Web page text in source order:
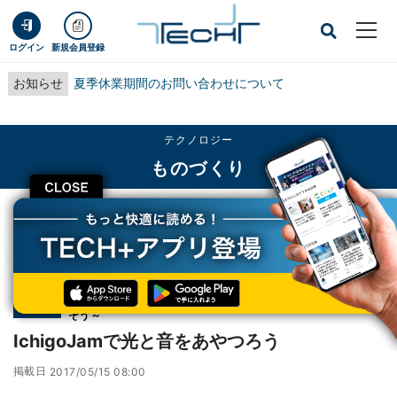
ログイン 新規会員登録
お知らせ 夏季休業期間のお問い合わせについて
CLOSE
テクノロジー
ものづくり
TECH+ テクノロジー ものづくり IchigoJamで光と音をあやつろう
連載
プログラミングいちねんせい！ ～IchigoJamでロボットを動か
そう～
IchigoJamで光と音をあやつろう
掲載日 2017/05/15 08:00